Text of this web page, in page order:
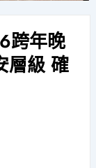
跨年晚
層級 確